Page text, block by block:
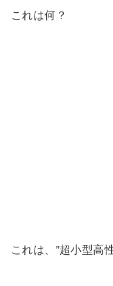
これは何？
これは、”超小型高